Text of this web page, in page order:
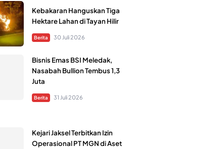
Kebakaran Hanguskan Tiga
Hektare Lahan di Tayan Hilir
Berita 30 Juli 2026
Bisnis Emas BSI Meledak,
Nasabah Bullion Tembus 1,3
Juta
Berita 31 Juli 2026
Kejari Jaksel Terbitkan Izin
Operasional PT MGN di Aset